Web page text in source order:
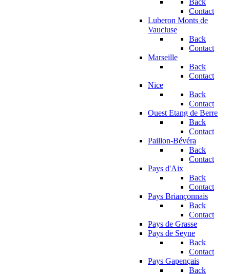
Back
Contact
Luberon Monts de
Vaucluse
Back
Contact
Marseille
Back
Contact
Nice
Back
Contact
Ouest Etang de Berre
Back
Contact
Paillon-Bévéra
Back
Contact
Pays d'Aix
Back
Contact
Pays Briançonnais
Back
Contact
Pays de Grasse
Pays de Seyne
Back
Contact
Pays Gapençais
Back